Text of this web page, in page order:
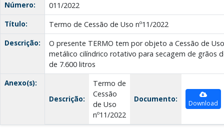
Número:
011/2022
Título:
Termo de Cessão de Uso nº11/2022
Descrição:
O presente TERMO tem por objeto a Cessão de
metálico cilíndrico rotativo para secagem de grãos
de 7.600 litros
Anexo(s):
Descrição:
Termo de
Cessão
de Uso
nº11/2022
Documento: Download